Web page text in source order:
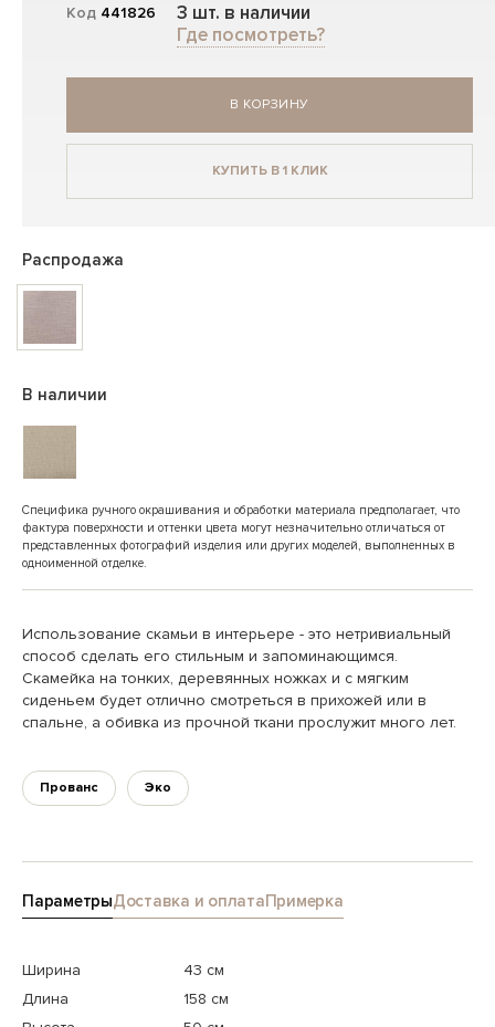
Код 441826
3 шт. в наличии
Где посмотреть?
В КОРЗИНУ
КУПИТЬ В 1 КЛИК
Распродажа
В наличии
Специфика ручного окрашивания и обработки материала предполагает, что
фактура поверхности и оттенки цвета могут незначительно отличаться от
представленных фотографий изделия или других моделей, выполненных в
одноименной отделке.
Использование скамьи в интерьере - это нетривиальный
способ сделать его стильным и запоминающимся.
Скамейка на тонких, деревянных ножках и с мягким
сиденьем будет отлично смотреться в прихожей или в
спальне, а обивка из прочной ткани прослужит много лет.
Прованс Эко
ПараметрыДоставка и оплатаПримерка
Ширина
43 см
Длина
158 см